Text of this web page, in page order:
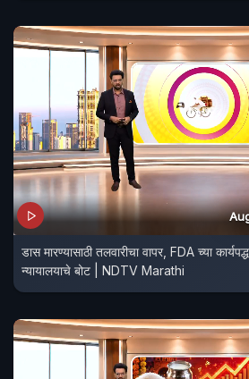
डास मारण्यासाठी तलवारीचा वापर, FDA च्या
न्यायालयाचे बोट | NDTV Marathi